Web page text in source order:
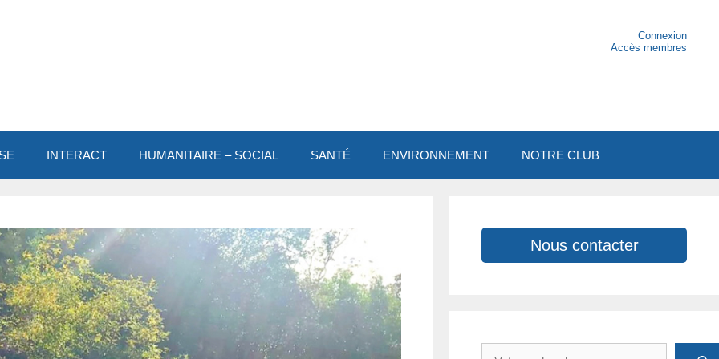
Connexion
Accès membres
INTERACT HUMANITAIRE – SOCIAL SANTÉ ENVIRONNEMENT NOTRE CLUB
Nous contacter